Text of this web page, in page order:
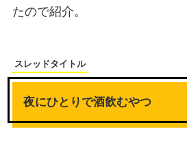
たので紹介。
スレッドタイトル
夜にひとりで酒飲むやつ